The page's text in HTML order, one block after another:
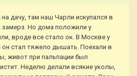
дачу, там наш Чарли искупался в
Но дома положили у
вроде все стало ок. В Москве у
он стал тяжело дышать. Поехали в
живот при пальпации был
Неделю делали всякие уколы,